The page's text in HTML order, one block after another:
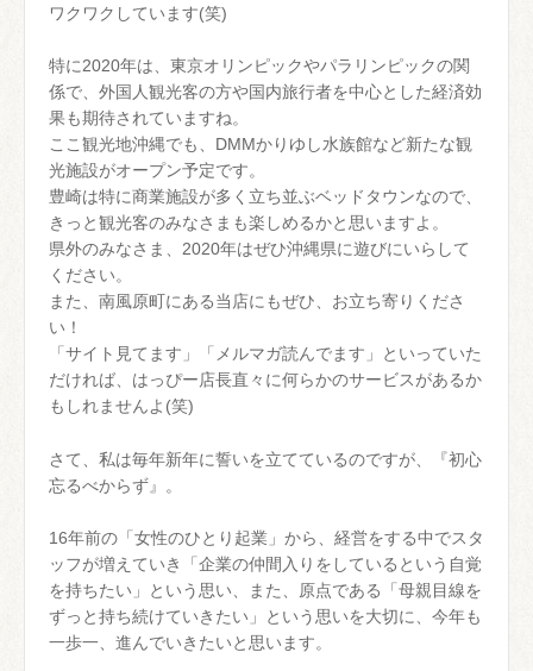
ワクワクしています(笑)
特に2020年は、東京オリンピックやパラリンピックの関
係で、外国人観光客の方や国内旅行者を中心とした経済効
果も期待されていますね。
ここ観光地沖縄でも、DMMかりゆし水族館など新たな観
光施設がオープン予定です。
豊崎は特に商業施設が多く立ち並ぶベッドタウンなので、
きっと観光客のみなさまも楽しめるかと思いますよ。
県外のみなさま、2020年はぜひ沖縄県に遊びにいらして
ください。
また、南風原町にある当店にもぜひ、お立ち寄りくださ
い！
「サイト見てます」「メルマガ読んでます」といっていた
だければ、はっぴー店長直々に何らかのサービスがあるか
もしれませんよ(笑)
さて、私は毎年新年に誓いを立てているのですが、『初心
忘るべからず』。
16年前の「女性のひとり起業」から、経営をする中でスタ
ッフが増えていき「企業の仲間入りをしているという自覚
を持ちたい」という思い、また、原点である「母親目線を
ずっと持ち続けていきたい」という思いを大切に、今年も
一歩一、進んでいきたいと思います。